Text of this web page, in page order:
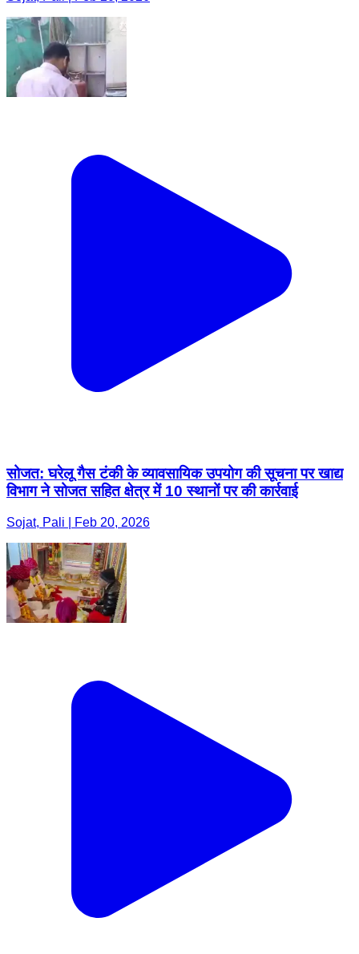
सोजत: घरेलू गैस टंकी के व्यावसायिक उपयोग की सूचना पर खाद्य
विभाग ने सोजत सहित क्षेत्र में 10 स्थानों पर की कार्रवाई
Sojat, Pali | Feb 20, 2026